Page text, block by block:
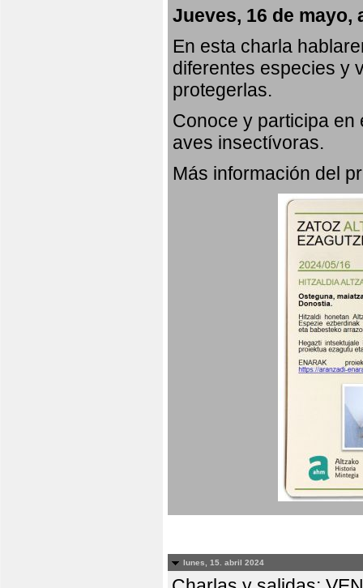
Jueves, 16 de mayo,
En esta charla
diferentes especies y
protegerlas.
Conoce y participa
aves insectívoras.
Más información del
lunes, 15. abril 2024